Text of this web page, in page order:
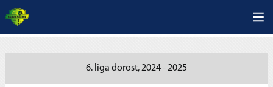
6. liga dorost, 2024 - 2025